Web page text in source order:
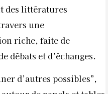
des littératures
une
riche, faite de
débats et d’échanges.
d’autres possibles”,